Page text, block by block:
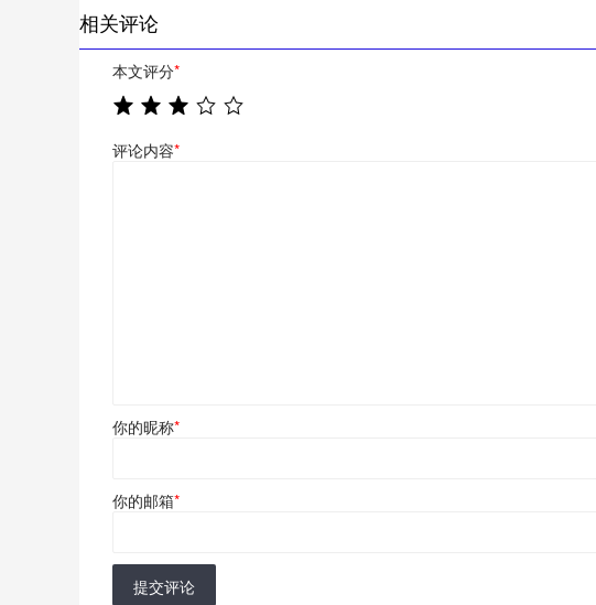
相关评论
本文评分*
评论内容*
你的昵称*
你的邮箱*
提交评论